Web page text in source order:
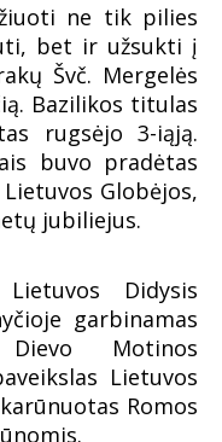
ne tik pilies
bet ir užsukti į
Švč. Mergelės
Bazilikos titulas
rugsėjo 3-iąją.
buvo pradėtas
Globėjos,
jubiliejus.
Didysis
garbinamas
Dievo Motinos
Lietuvos
Romos